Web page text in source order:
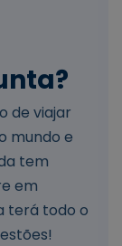
de viajar
mundo e
tem
em
terá todo o